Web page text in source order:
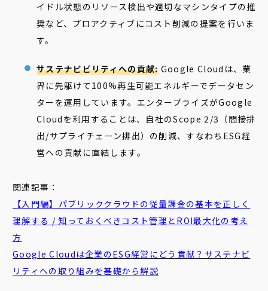
イドル状態のリソース検出や適切なマシンタイプの推
奨など、プロアクティブにコスト削減の提案を行いま
す。
サステナビビリティへの貢献: Google Cloudは、業
界に先駆けて100%再生可能エネルギーでデータセン
ターを運用しています。エンタープライズがGoogle
Cloudを利用することは、自社のScope 2/3（間接排
出/サプライチェーン排出）の削減、すなわちESG経
営への貢献に直結します。
関連記事：
【入門編】パブリッククラウドの従量課金の基本を正しく
理解する / 知っておくべきコスト管理とROI最大化の考え
方
Google Cloudは企業のESG経営にどう貢献？サステナビ
リティへの取り組みを基礎から解説